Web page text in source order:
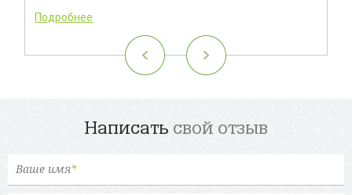
Подробнее
Написать свой отзыв
Ваше имя*